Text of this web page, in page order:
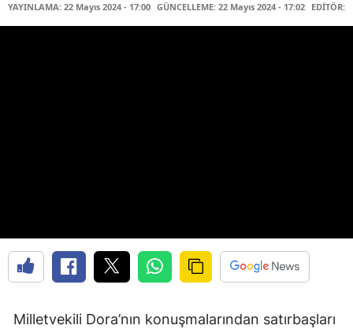
YAYINLAMA: 22 Mayıs 2024 - 17:00 GÜNCELLEME: 22 Mayıs 2024 - 17:02 EDİTÖR:
Milletvekili Dora’nın konuşmalarından satırbaşları